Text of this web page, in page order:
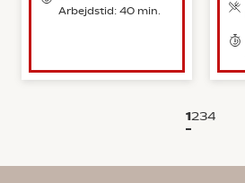
Arbejdstid: 40 min.
1234